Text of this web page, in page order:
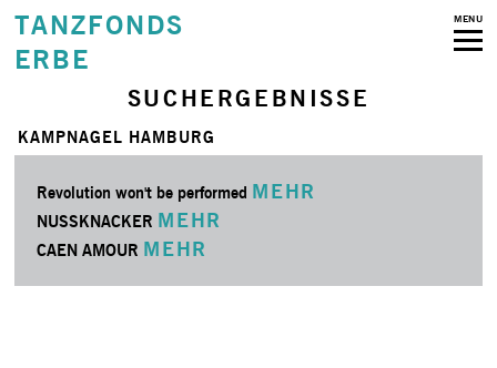
TANZFONDS
ERBE
MENU
SUCHERGEBNISSE
KAMPNAGEL HAMBURG
Revolution won't be performed MEHR
NUSSKNACKER MEHR
CAEN AMOUR MEHR